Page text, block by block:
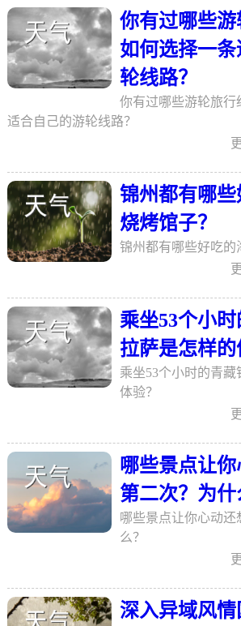
你有过哪些游
如何选择一
轮线路？
你有过哪些游轮旅行
适合自己的游轮线路？
锦州都有哪些
烧烤馆子？
锦州都有哪些好吃的
乘坐53个小
拉萨是怎样的
乘坐53个小时的青
体验？
哪些景点让
第二次？为什
哪些景点让你心动
么？
深入异域风